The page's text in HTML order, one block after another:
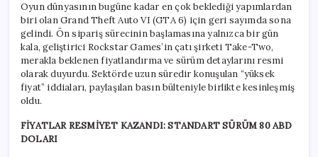
açıklandı:
Ön
siparişler
yarın
için
Oyun dünyasının bugüne kadar en çok beklediği yapımlardan
biri olan Grand Theft Auto VI (GTA 6) için geri sayımda sona
gelindi. Ön sipariş sürecinin başlamasına yalnızca bir gün
kala, geliştirici Rockstar Games’in çatı şirketi Take-Two,
merakla beklenen fiyatlandırma ve sürüm detaylarını resmi
olarak duyurdu. Sektörde uzun süredir konuşulan “yüksek
fiyat” iddiaları, paylaşılan basın bülteniyle birlikte kesinleşmiş
oldu.
FİYATLAR RESMİYET KAZANDI: STANDART SÜRÜM 80 ABD
DOLARI